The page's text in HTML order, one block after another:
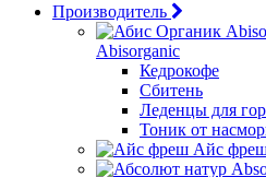
Производитель
Abisorganic
Кедрокофе
Сбитень
Леденцы для
Тоник от
Айс